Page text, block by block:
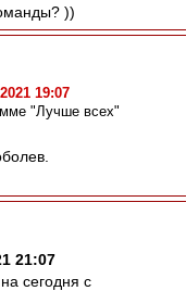
))
19:07
"Лучше всех"
21:07
сегодня с